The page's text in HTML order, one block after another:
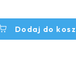
Dodaj do